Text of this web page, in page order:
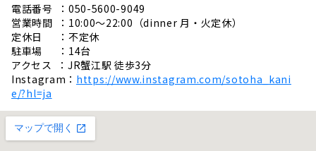
電話番号 ：050-5600-9049
営業時間 ：10:00〜22:00（dinner 月・火定休）
定休日 ：不定休
駐車場 ：14台
アクセス ：JR蟹江駅 徒歩3分
Instagram： https://www.instagram.com/sotoha_kani
e/?hl=ja